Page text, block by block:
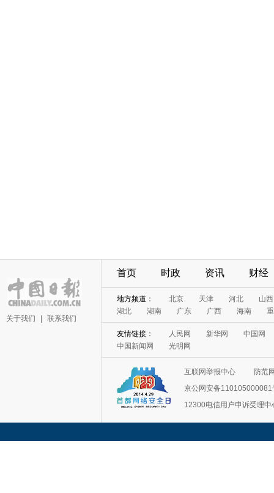
关于我们 联系我们
首页 时政 资讯 财经
地方频道： 北京 天津 河北
山西
湖北
湖南 广东 广西 海南
友情链接： 人民网 新华网
中国网
中国新闻网
光明网
互联网举报中心
防范
京公网安备110105000081
12300电信用户申诉受理中